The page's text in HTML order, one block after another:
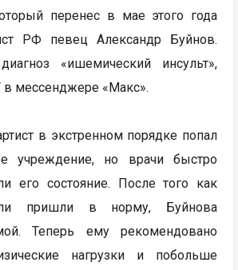
перенес в мае этого года
РФ певец Александр Буйнов.
«ишемический инсульт»,
в мессенджере «Макс».
в экстренном порядке попал
учреждение, но врачи быстро
его состояние. После того как
пришли в норму, Буйнова
Теперь ему рекомендовано
нагрузки и побольше